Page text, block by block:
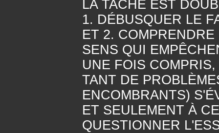
LA TACHE EST
1. DÉBUSQUER LE
ET 2.
SENS QUI
UNE FOIS COMPRIS,
TANT DE
ENCOMBRANTS)
ET SEULEMENT À
QUESTIONNER